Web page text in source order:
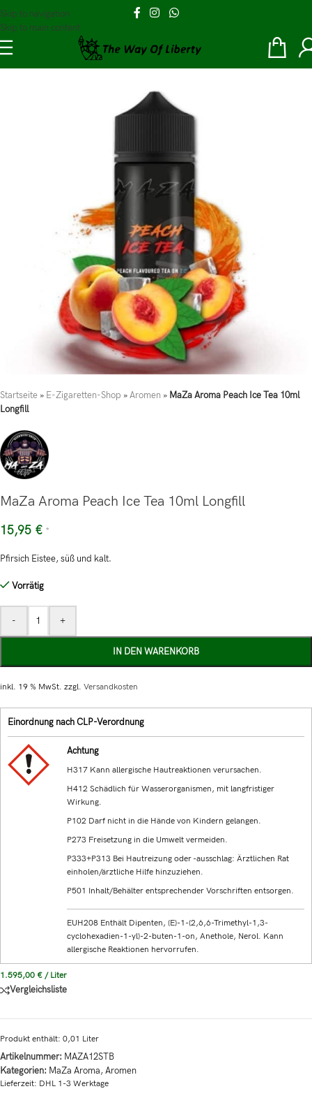
Skip to navigation
Skip to main content
Startseite » E-Zigaretten-Shop »Aromen » MaZa Aroma Peach Ice Tea 10ml
Longfill
MaZa Aroma Peach Ice Tea 10ml Longfill
15,95 € *
Pfirsich Eistee, süß und kalt.
Vorrätig
- +
IN DEN WARENKORB
inkl. 19 % MwSt. zzgl. Versandkosten
Einordnung nach CLP-Verordnung
Achtung
H317 Kann allergische Hautreaktionen verursachen.
H412 Schädlich für Wasserorganismen, mit langfristiger
Wirkung.
P102 Darf nicht in die Hände von Kindern gelangen.
P273 Freisetzung in die Umwelt vermeiden.
P333+P313 Bei Hautreizung oder -ausschlag: Ärztlichen Rat
einholen/ärztliche Hilfe hinzuziehen.
P501 Inhalt/Behälter entsprechender Vorschriften entsorgen.
EUH208 Enthält Dipenten, (E)-1-(2,6,6-Trimethyl-1,3-
cyclohexadien-1-yl)-2-buten-1-on, Anethole, Nerol. Kann
allergische Reaktionen hervorrufen.
1.595,00 € / Liter
Vergleichsliste
Produkt enthält: 0,01 Liter
Artikelnummer: MAZA12STB
Kategorien: MaZa Aroma,Aromen
Lieferzeit: DHL 1-3 Werktage